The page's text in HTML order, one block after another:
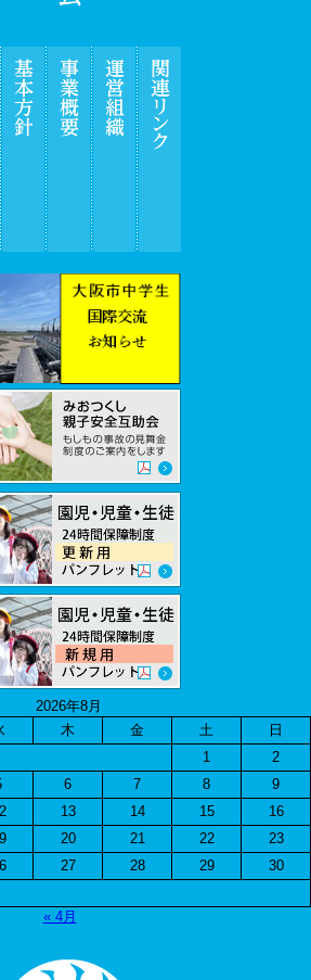
2026年8月
木 金 土
日
1
2
6 7 8
9
13 14 15
16
20 21 22
23
27 28 29
30
« 4月